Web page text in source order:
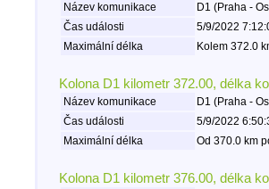
Název komunikace D1 (Praha -
Čas události
5/9/2022
Maximální délka
Kolem 372.0
Kolona D1 kilometr 372.00, délka
Název komunikace D1 (Praha -
Čas události
5/9/2022
Maximální délka
Od 370.0 km
Kolona D1 kilometr 376.00, délka